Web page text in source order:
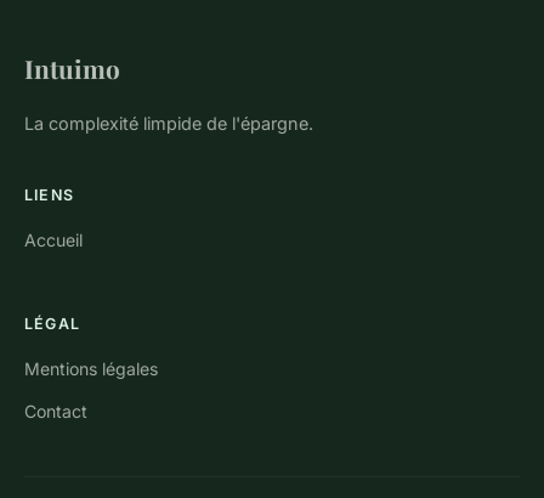
Intuimo
La complexité limpide de l'épargne.
LIENS
Accueil
LÉGAL
Mentions légales
Contact